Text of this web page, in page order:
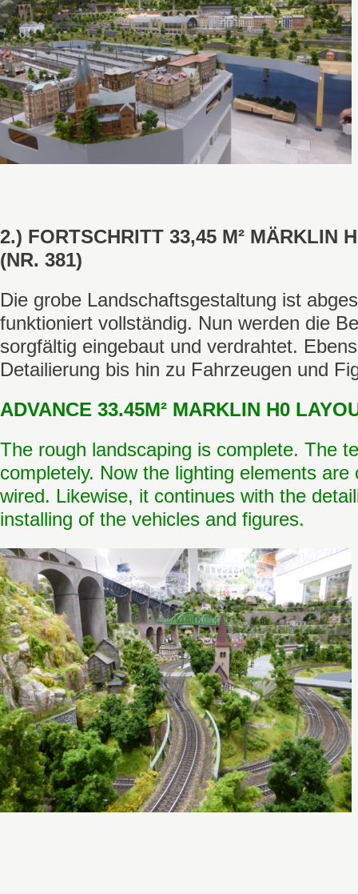
2.) FORTSCHRITT 33,45 M² MÄRKLIN
(NR. 381)
Die grobe Landschaftsgestaltung ist
funktioniert vollständig. Nun werden die
sorgfältig eingebaut und verdrahtet.
Detailierung bis hin zu Fahrzeugen und
ADVANCE 33.45M² MARKLIN H0
The rough landscaping is complete. The
completely. Now the lighting elements are
wired. Likewise, it continues with the
installing of the vehicles and figures.